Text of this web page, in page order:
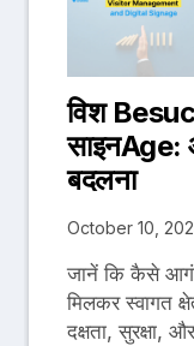
विश
साइनAge:
बदलना
October 10,
जानें कि कैसे
मिलकर स्वागत
दक्षता, सुरक्षा,